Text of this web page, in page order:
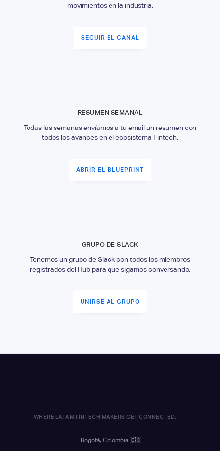
movimientos en la industria.
SEGUIR EL CANAL
RESUMEN SEMANAL
Todas las semanas envíamos a tu email un resumen con
todos los avances en el ecosistema Fintech.
ABRIR EL BLUEPRINT
GRUPO DE SLACK
Tenemos un grupo de Slack con todos los miembros
registrados del Hub para que sigamos conversando.
UNIRSE AL GRUPO
WHERE LATAM FINTECH MAKERS GET CONNECTED.
Bogotá, Colombia 🇨🇴